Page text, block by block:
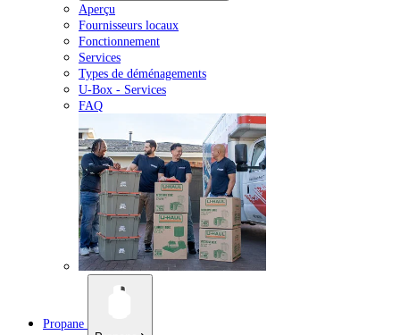
Aperçu
Fournisseurs locaux
Fonctionnement
Services
Types de déménagements
U-Box - Services
FAQ
Propane